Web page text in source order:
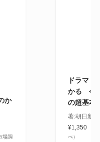
か
場調
ドラマ・
かる 今
の超基本
著:朝日新
¥1,350
べ）